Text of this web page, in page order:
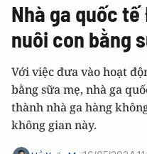
Nhà ga quốc
nuôi con bằng
Với việc đưa vào hoạt
bằng sữa mẹ, nhà ga
thành nhà ga hàng
không gian này.